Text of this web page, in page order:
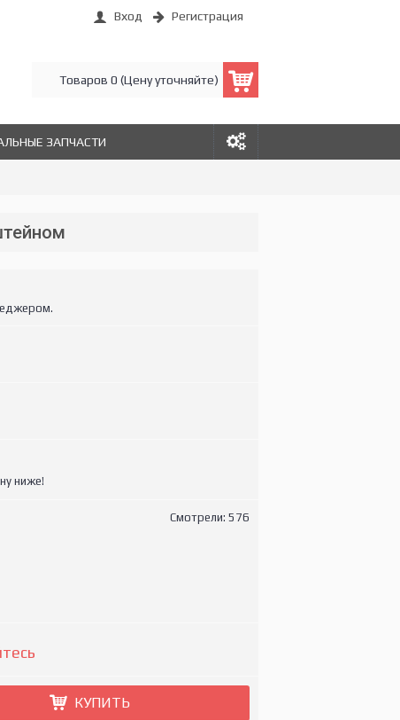
Вход Регистрация
Товаров 0 (Цену уточняйте)
ЗАПЧАСТИ
ниже!
Смотрели: 576
КУПИТЬ